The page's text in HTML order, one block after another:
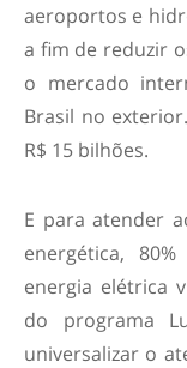
aeroportos e
a fim de reduzir
o mercado
Brasil no
R$ 15 bilhões.
E para atender
energética,
energia elétrica
do programa
universalizar o